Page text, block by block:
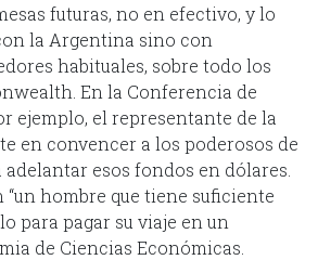
futuras, no en efectivo, y lo
la Argentina sino con
habituales, sobre todo los
En la Conferencia de
ejemplo, el representante de la
en convencer a los poderosos de
adelantar esos fondos en dólares.
“un hombre que tiene suficiente
para pagar su viaje en un
de Ciencias Económicas.